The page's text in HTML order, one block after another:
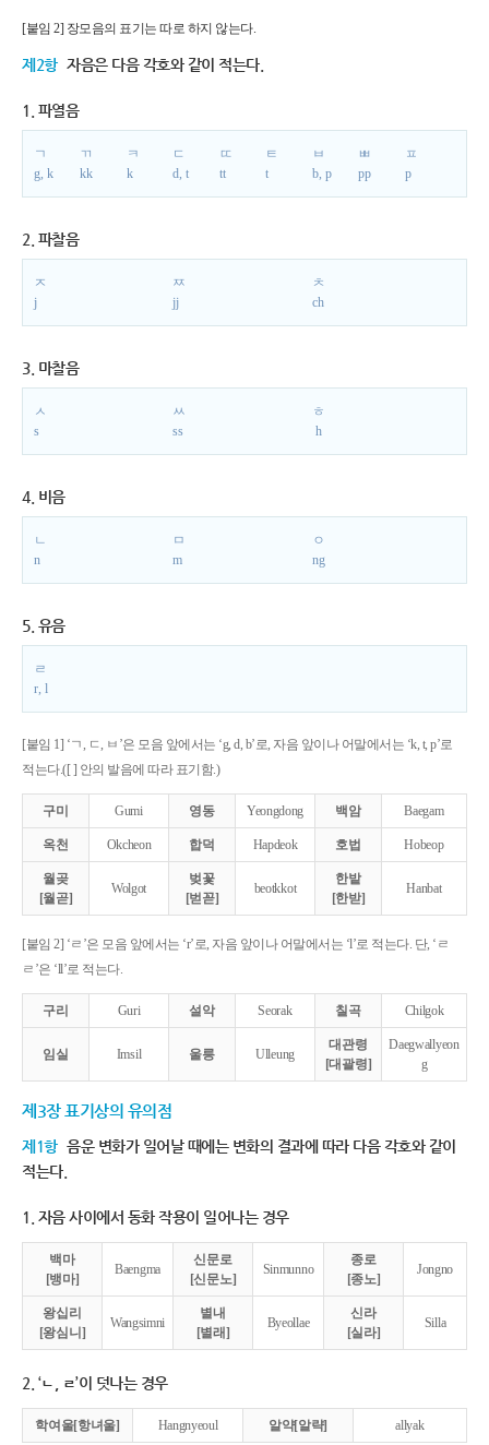
[붙임 2] 장모음의 표기는 따로 하지 않는다.
제2항 자음은 다음 각호와 같이 적는다.
1. 파열음
ㄱ
g, k
ㄲ
kk
ㅋ
k
ㄷ
d, t
ㄸ
tt
ㅌ
t
ㅂ
b, p
ㅃ
pp
ㅍ
p
2. 파찰음
ㅈ
j
ㅉ
jj
ㅊ
ch
3. 마찰음
ㅅ
s
ㅆ
ss
ㅎ
h
4. 비음
ㄴ
n
ㅁ
m
ㅇ
ng
5. 유음
ㄹ
r, l
[붙임 1] ‘ㄱ, ㄷ, ㅂ’은 모음 앞에서는 ‘g, d, b’로, 자음 앞이나 어말에서는 ‘k, t, p’로
적는다.([ ] 안의 발음에 따라 표기함.)
구미 Gumi 영동 Yeongdong 백암 Baegam
옥천 Okcheon 합덕 Hapdeok 호법 Hobeop
월곶
[월곧]
Wolgot
벚꽃
[벋꼳]
beotkkot
한밭
[한받]
Hanbat
[붙임 2] ‘ㄹ’은 모음 앞에서는 ‘r’로, 자음 앞이나 어말에서는 ‘l’로 적는다. 단, ‘ㄹ
ㄹ’은 ‘ll’로 적는다.
구리 Guri 설악 Seorak 칠곡 Chilgok
임실 Imsil 울릉 Ulleung
대관령
[대괄령]
Daegwallyeon
g
제3장 표기상의 유의점
제1항 음운 변화가 일어날 때에는 변화의 결과에 따라 다음 각호와 같이
적는다.
1. 자음 사이에서 동화 작용이 일어나는 경우
백마
[뱅마]
Baengma
신문로
[신문노]
Sinmunno
종로
[종노]
Jongno
왕십리
[왕심니]
Wangsimni
별내
[별래]
Byeollae
신라
[실라]
Silla
2. ‘ㄴ, ㄹ’이 덧나는 경우
학여울[항녀울] Hangnyeoul 알약[알략] allyak